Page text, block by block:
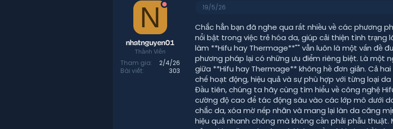
a
t
a
r
g
N
nhatnguyen01
Thành Viên
Tham gia
2/4/26
Bài viết
303
19/5/26
Chắc hẳn bạn đã nghe qua rất nhiều về các phương
nổi bật trong việc trẻ hóa da, giúp cải thiện tình trạng
làm **Hifu hay Thermage**"" vẫn luôn là một vấn đề
phương pháp lại có những ưu điểm riêng biệt. Là một
giữa **Hifu hay Thermage** không hề đơn giản. Cả
chế hoạt động, hiệu quả và sự phù hợp với từng loại
Đầu tiên, chúng ta hãy cùng tìm hiểu về công nghệ
cường độ cao để tác động sâu vào các lớp mô dưới
chắc da, xóa mờ nếp nhăn và mang lại làn da căng
hiệu quả nhanh chóng mà không cần phải phẫu